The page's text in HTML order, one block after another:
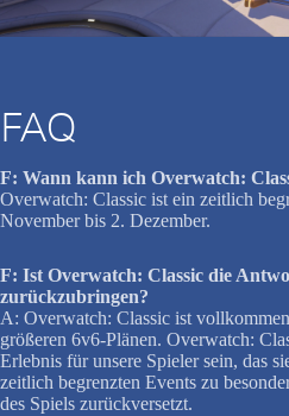
FAQ
F: Wann kann ich Overwatch:
Overwatch: Classic ist ein zeitlich
November bis 2. Dezember.
F: Ist Overwatch: Classic die
zurückzubringen?
A: Overwatch: Classic ist
größeren 6v6-Plänen. Overwatch:
Erlebnis für unsere Spieler sein, das
zeitlich begrenzten Events zu
des Spiels zurückversetzt.